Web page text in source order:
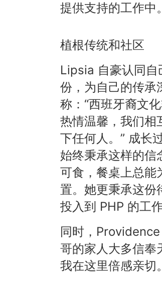
提供支持的工作中
植根传统和社区
Lipsia 自豪认同自
份，为自己的传承
称：“西班牙裔文
热情温馨，我们相
下任何人。” 成长
始终秉承这样的信
可食，餐桌上总能
置。她更秉承这份
投入到 PHP 的工作
同时，
哥的家人大多信奉
我在这里倍感亲切